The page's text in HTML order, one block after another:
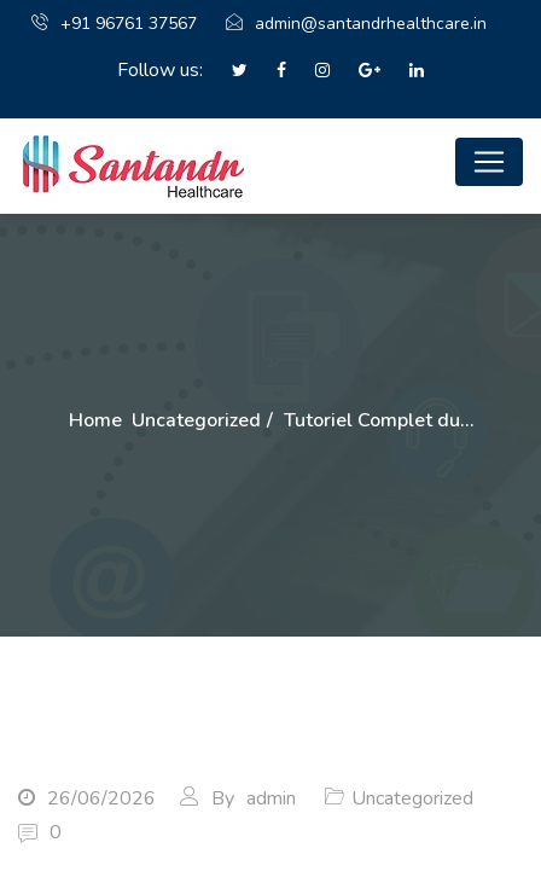
+91 96761 37567 admin@santandrhealthcare.in
Follow us:
Home Uncategorized Tutoriel Complet du…
26/06/2026 By admin
Uncategorized
0